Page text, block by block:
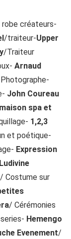
créateurs-
/traiteur-Upper
/Traiteur
Arnaud
John Coureau
spa et
1,2,3
et poétique-
Expression
/ Costume sur
/ Cérémonies
Hemengo
Evenement/